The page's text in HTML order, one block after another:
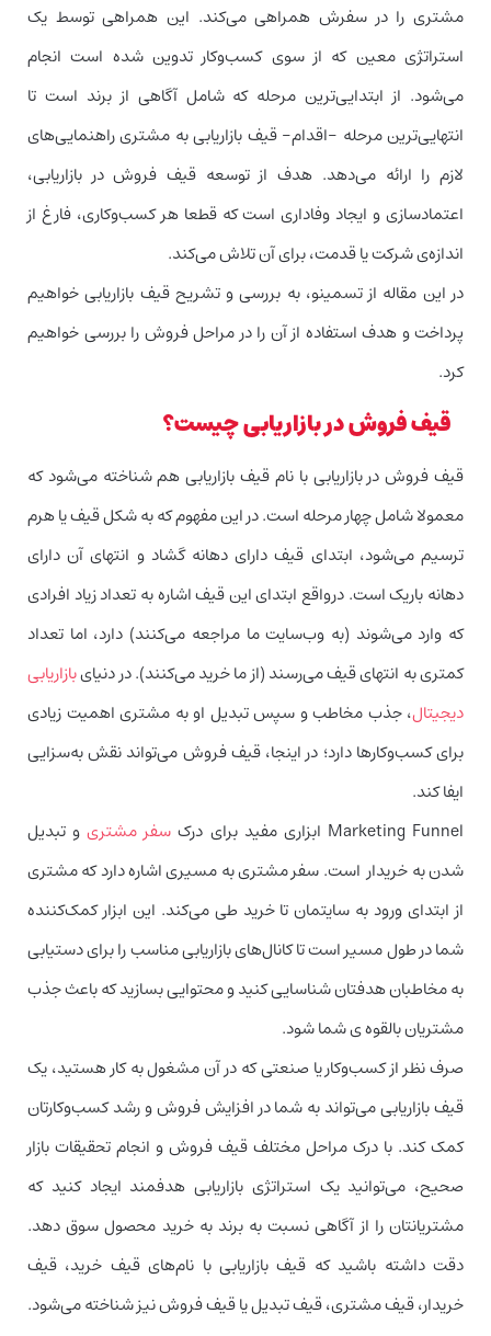
مشتری را در سفرش همراهی می‌کند. این همراهی توسط یک
استراتژی معین که از سوی کسب‌وکار تدوین شده است انجام
می‌شود. از ابتدایی‌ترین مرحله که شامل آگاهی از برند است تا
انتهایی‌ترین مرحله -اقدام- قیف بازاریابی به مشتری راهنمایی‌های
لازم را ارائه می‌دهد. هدف از توسعه قیف فروش در بازاریابی،
اعتمادسازی و ایجاد وفاداری است که قطعا هر کسب‌وکاری، فارغ از
اندازه‌ی شرکت یا قدمت، برای آن تلاش می‌کند.
در این مقاله از تسمینو، به بررسی و تشریح قیف بازاریابی خواهیم
پرداخت و هدف استفاده از آن را در مراحل فروش را بررسی خواهیم
کرد.
قیف فروش در بازاریابی چیست؟
قیف فروش در بازاریابی با نام قیف بازاریابی هم شناخته می‌شود که
معمولا شامل چهار مرحله است. در این مفهوم که به شکل قیف یا هرم
ترسیم می‌شود، ابتدای قیف دارای دهانه‌ گشاد و انتهای آن دارای
دهانه باریک است. درواقع ابتدای این قیف اشاره به تعداد زیاد افرادی
که وارد می‌شوند (به وب‌سایت ما مراجعه می‌کنند) دارد، اما تعداد
کمتری به انتهای قیف می‌رسند (از ما خرید می‌کنند). در دنیایبازاریابی
دیجیتال، جذب مخاطب و سپس تبدیل او به مشتری اهمیت زیادی
برای کسب‌وکارها دارد؛ در اینجا، قیف فروش می‌تواند نقش به‌سزایی
ایفا کند.
Marketing Funnel ابزاری مفید برای درک
سفر مشتریو تبدیل
شدن به خریدار است. سفر مشتری به مسیری اشاره دارد که مشتری
از ابتدای ورود به سایتمان تا خرید طی می‌کند. این ابزار کمک‌کننده
شما در طول مسیر است تا کانال‌های بازاریابی مناسب را برای دستیابی
به مخاطبان هدفتان شناسایی کنید و محتوایی بسازید که باعث جذب
مشتریان بالقوه ی شما شود.
صرف نظر از کسب‌وکار یا صنعتی که در آن مشغول به کار هستید، یک
قیف بازاریابی می‌تواند به شما در افزایش فروش و رشد کسب‌وکارتان
کمک کند. با درک مراحل مختلف قیف فروش و انجام تحقیقات بازار
صحیح، می‌توانید یک استراتژی بازاریابی هدفمند ایجاد کنید که
مشتریانتان را از آگاهی نسبت به برند به خرید محصول سوق دهد.
دقت داشته باشید که قیف بازاریابی با نام‌های قیف خرید، قیف
خریدار، قیف مشتری، قیف تبدیل یا قیف فروش نیز شناخته می‌شود.